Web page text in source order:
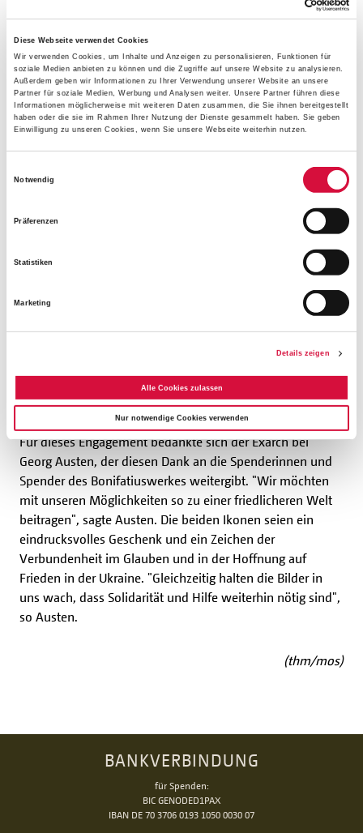
Diese Webseite verwendet Cookies
Wir verwenden Cookies, um Inhalte und Anzeigen zu personalisieren, Funktionen für
soziale Medien anbieten zu können und die Zugriffe auf unsere Website zu analysieren.
Außerdem geben wir Informationen zu Ihrer Verwendung unserer Website an unsere
Partner für soziale Medien, Werbung und Analysen weiter. Unsere Partner führen diese
Informationen möglicherweise mit weiteren Daten zusammen, die Sie ihnen bereitgestellt
haben oder die sie im Rahmen Ihrer Nutzung der Dienste gesammelt haben. Sie geben
Einwilligung zu unseren Cookies, wenn Sie unsere Webseite weiterhin nutzen.
Notwendig
Präferenzen
Statistiken
Marketing
Details zeigen
Alle Cookies zulassen
Nur notwendige Cookies verwenden
selbstverständlich hinzunehmen.
Bonifatiuswerk unterstützt
Projekte für Geflüchtete
Das Bonifatiuswerk als Hilfswerk für den Glauben hatte
zahlreiche Projekte für Geflüchtete in Deutschland, dem
kamen geflüchteten ukrainischen Kindern zugute, die im
Jugendhilfeeinrichtung "Manege" und der Caritas mehrere
Ausstellung in Zusammenarbeit mit dem Sänger und
Friedensaktivisten Michael Patrick Kelly in Paderborn
zusammengekommen.
Für dieses Engagement bedankte sich der Exarch bei
Georg Austen, der diesen Dank an die Spenderinnen und
Spender des Bonifatiuswerkes weitergibt. "Wir möchten
mit unseren Möglichkeiten so zu einer friedlicheren Welt
beitragen", sagte Austen. Die beiden Ikonen seien ein
eindrucksvolles Geschenk und ein Zeichen der
Verbundenheit im Glauben und in der Hoffnung auf
Frieden in der Ukraine. "Gleichzeitig halten die Bilder in
uns wach, dass Solidarität und Hilfe weiterhin nötig sind",
so Austen.
(thm/mos)
BANKVERBINDUNG
für Spenden:
BIC GENODED1PAX
IBAN DE 70 3706 0193 1050 0030 07